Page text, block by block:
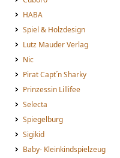
HABA
Spiel & Holzdesign
Lutz Mauder Verlag
Nic
Pirat Capt´n Sharky
Prinzessin Lillifee
Selecta
Spiegelburg
Sigikid
Baby- Kleinkindspielzeug